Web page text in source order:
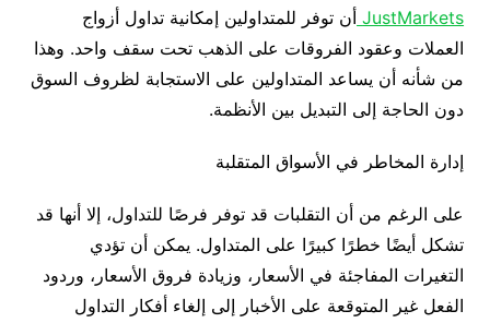
JustMarkets أن توفر للمتداولين إمكانية تداول أزواج
العملات وعقود الفروقات على الذهب تحت سقف واحد. وهذا
من شأنه أن يساعد المتداولين على الاستجابة لظروف السوق
دون الحاجة إلى التبديل بين الأنظمة.
إدارة المخاطر في الأسواق المتقلبة
على الرغم من أن التقلبات قد توفر فرصًا للتداول، إلا أنها قد
تشكل أيضًا خطرًا كبيرًا على المتداول. يمكن أن تؤدي
التغيرات المفاجئة في الأسعار، وزيادة فروق الأسعار، وردود
الفعل غير المتوقعة على الأخبار إلى إلغاء أفكار التداول